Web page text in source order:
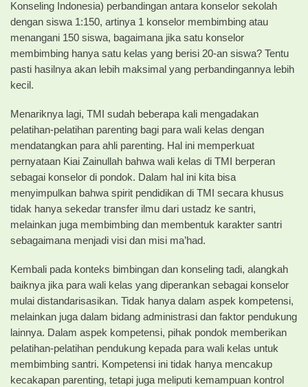
Konseling Indonesia) perbandingan antara konselor sekolah
dengan siswa 1:150, artinya 1 konselor membimbing atau
menangani 150 siswa, bagaimana jika satu konselor
membimbing hanya satu kelas yang berisi 20-an siswa? Tentu
pasti hasilnya akan lebih maksimal yang perbandingannya lebih
kecil.
Menariknya lagi, TMI sudah beberapa kali mengadakan
pelatihan-pelatihan parenting bagi para wali kelas dengan
mendatangkan para ahli parenting. Hal ini memperkuat
pernyataan Kiai Zainullah bahwa wali kelas di TMI berperan
sebagai konselor di pondok. Dalam hal ini kita bisa
menyimpulkan bahwa spirit pendidikan di TMI secara khusus
tidak hanya sekedar transfer ilmu dari ustadz ke santri,
melainkan juga membimbing dan membentuk karakter santri
sebagaimana menjadi visi dan misi ma’had.
Kembali pada konteks bimbingan dan konseling tadi, alangkah
baiknya jika para wali kelas yang diperankan sebagai konselor
mulai distandarisasikan. Tidak hanya dalam aspek kompetensi,
melainkan juga dalam bidang administrasi dan faktor pendukung
lainnya. Dalam aspek kompetensi, pihak pondok memberikan
pelatihan-pelatihan pendukung kepada para wali kelas untuk
membimbing santri. Kompetensi ini tidak hanya mencakup
kecakapan parenting, tetapi juga meliputi kemampuan kontrol